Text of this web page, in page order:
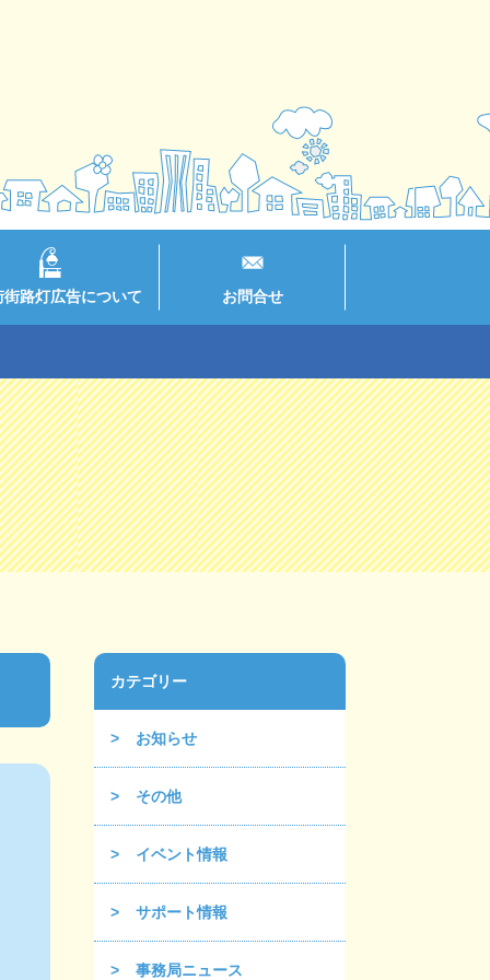
街路灯広告について お問合せ
カテゴリー
お知らせ
その他
イベント情報
サポート情報
事務局ニュース